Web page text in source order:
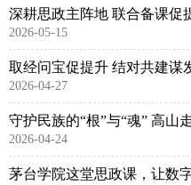
深耕思政主阵地 联合备课促
2026-05-15
2026-04-27
守护民族的“根”与“魂” 高山
2026-04-24
茅台学院这堂思政课，让数